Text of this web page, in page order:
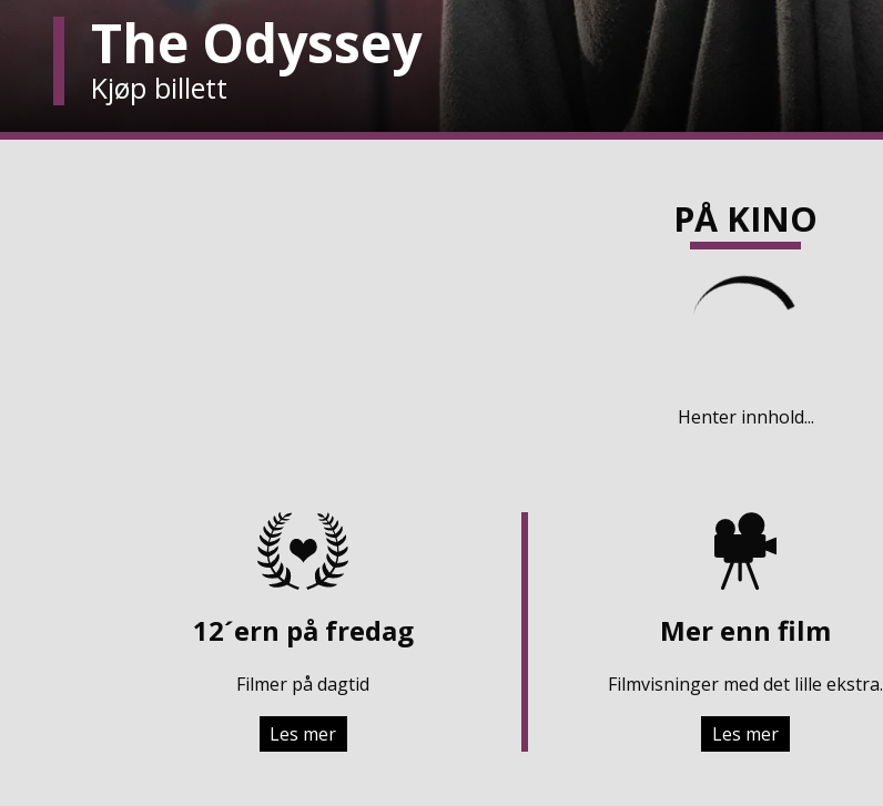
The Odyssey
Kjøp billett
PÅ KINO
Henter innhold...
12´ern på fredag
Filmer på dagtid
Les mer
Mer enn film
Filmvisninger med det lille ekstra.
Les mer